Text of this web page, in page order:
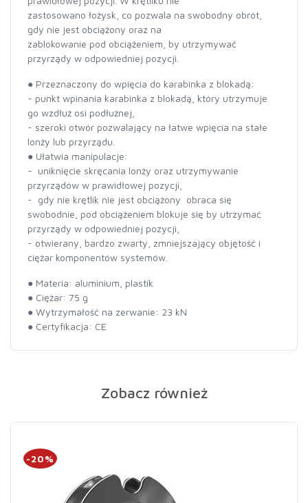
zastosowano łożysk, co pozwala na swobodny obrót,
gdy nie jest obciążony oraz na
zablokowanie pod obciążeniem, by utrzymywać
przyrządy w odpowiedniej pozycji.
● Przeznaczony do wpięcia do karabinka z blokadą:
- punkt wpinania karabinka z blokadą, który utrzymuje
go wzdłuż osi podłużnej,
- szeroki otwór pozwalający na łatwe wpięcia na stałe
lonży lub przyrządu.
● Ułatwia manipulacje:
- uniknięcie skręcania lonży oraz utrzymywanie
przyrządów w prawidłowej pozycji,
- gdy nie krętlik nie jest obciążony obraca się
swobodnie, pod obciążeniem blokuje się by utrzymać
przyrządy w odpowiedniej pozycji,
- otwierany, bardzo zwarty, zmniejszający objętość i
ciężar komponentów systemów.
● Materia: aluminium, plastik
● Ciężar: 75 g
● Wytrzymałość na zerwanie: 23 kN
● Certyfikacja: CE
Zobacz również
-20%